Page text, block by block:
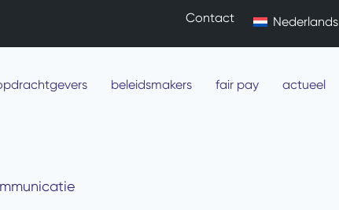
Contact Nederlands
beleidsmakers fair pay actueel